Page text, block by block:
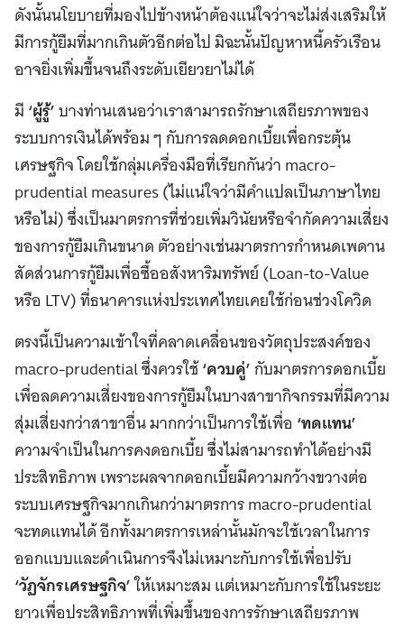
ดังนั้นนโยบายที่มองไปข้างหน้าต้องแน่ใจว่าจะไม่ส่งเสริมให้
มีการกู้ยืมที่มากเกินตัวอีกต่อไป มิฉะนั้นปัญหาหนี้ครัวเรือน
อาจยิ่งเพิ่มขึ้นจนถึงระดับเยียวยาไม่ได้
มี‘ผู้รู้’บางท่านเสนอว่าเราสามารถรักษาเสถียรภาพของ
ระบบการเงินได้พร้อม ๆ กับการลดดอกเบี้ยเพื่อกระตุ้น
เศรษฐกิจ โดยใช้กลุ่มเครื่องมือที่เรียกกันว่า macro-
prudential measures (ไม่แน่ใจว่ามีคำแปลเป็นภาษาไทย
หรือไม่) ซึ่งเป็นมาตรการที่ช่วยเพิ่มวินัยหรือจำกัดความเสี่ยง
ของการกู้ยืมเกินขนาด ตัวอย่างเช่นมาตรการกำหนดเพดาน
สัดส่วนการกู้ยืมเพื่อซื้ออสังหาริมทรัพย์ (Loan-to-Value
หรือ LTV) ที่ธนาคารแห่งประเทศไทยเคยใช้ก่อนช่วงโควิด
ตรงนี้เป็นความเข้าใจที่คลาดเคลื่อนของวัตถุประสงค์ของ
macro-prudential ซึ่งควรใช้‘ควบคู่’กับมาตรการดอกเบี้ย
เพื่อลดความเสี่ยงของการกู้ยืมในบางสาขากิจกรรมที่มีความ
สุ่มเสี่ยงกว่าสาขาอื่น มากกว่าเป็นการใช้เพื่อ ‘ทดแทน’
ความจำเป็นในการคงดอกเบี้ย ซึ่งไม่สามารถทำได้อย่างมี
ประสิทธิภาพ เพราะผลจากดอกเบี้ยมีความกว้างขวางต่อ
ระบบเศรษฐกิจมากเกินกว่ามาตรการ macro-prudential
จะทดแทนได้ อีกทั้งมาตรการเหล่านั้นมักจะใช้เวลาในการ
ออกแบบและดำเนินการจึงไม่เหมาะกับการใช้เพื่อปรับ
‘วัฏจักรเศรษฐกิจ’ให้เหมาะสม แต่เหมาะกับการใช้ในระยะ
ยาวเพื่อประสิทธิภาพที่เพิ่มขึ้นของการรักษาเสถียรภาพ